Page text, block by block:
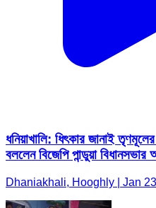
ধনিয়াখালি: ধিৎকার জানাই
বললেন বিজেপি পান্ডুয়া‌
Dhaniakhali, Hooghly | Jan